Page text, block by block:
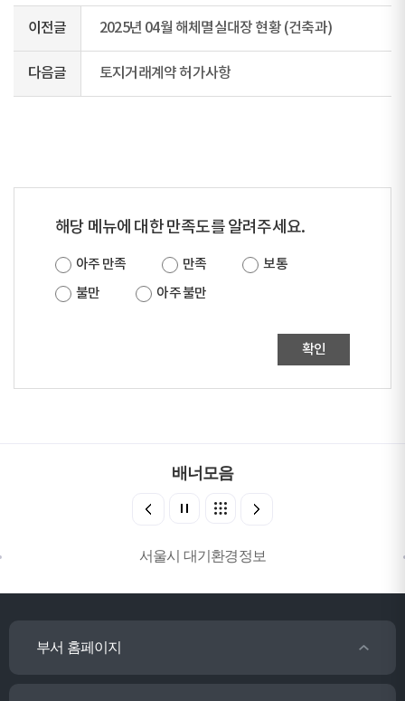
이전글 2025년 04월 해체멸실대장 현황 (건축과)
다음글 토지거래계약 허가사항
해당 메뉴에 대한 만족도를 알려주세요.
아주 만족 만족
보통
불만
아주 불만
확인
배너모음
서울시 대기환경정보
부서 홈페이지